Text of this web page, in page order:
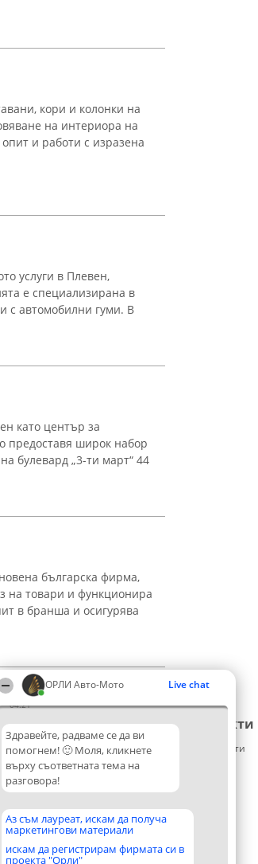
ОРЛИ Aвто-Mото Live chat
04:21
Здравейте, радваме се да ви
помогнем! 🙂 Моля, кликнете
върху съответната тема на
разговора!
Аз съм лауреат, искам да получа
маркетингови материали
искам да регистрирам фирмата си в
проекта "Орли"
кори и колонки на
на интериора на
и работи с изразена
услуги в Плевен,
е специализирана в
с автомобилни гуми. В
като център за
предоставя широк набор
булевард „3-ти март“ 44
българска фирма,
на товари и функционира
в бранша и осигурява
S.R.L.
4, Ap. 13
53-238
CUI 36737675
Класация
Победители
Списък
на
Правила
Статут/
Устав
Политика
Контакти
Контакти